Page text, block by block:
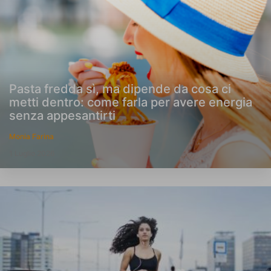
Pasta fredda sì, ma dipende da cosa ci
metti dentro: come farla per avere energia
senza appesantirti
Monia Farina